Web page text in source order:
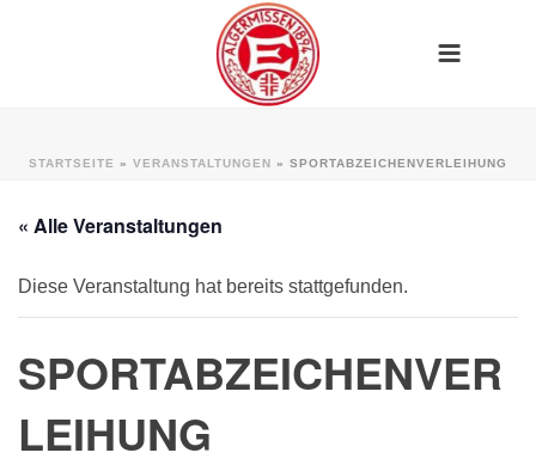
STARTSEITE » VERANSTALTUNGEN » SPORTABZEICHENVERLEIHUNG
« Alle Veranstaltungen
Diese Veranstaltung hat bereits stattgefunden.
SPORTABZEICHENVER
LEIHUNG